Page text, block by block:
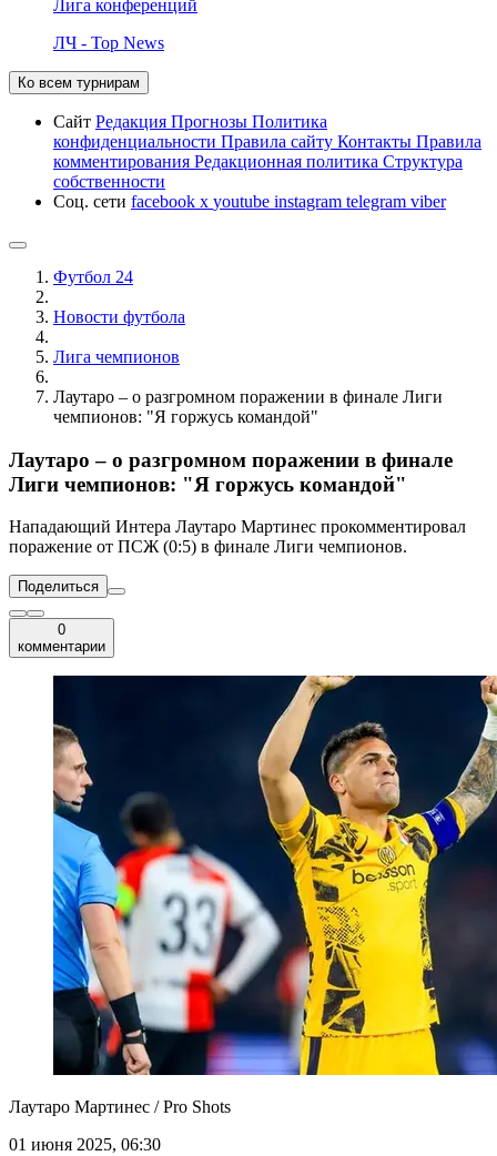
Лига конференций
ЛЧ - Top News
Ко всем турнирам
Сайт Редакция Прогнозы Политика
конфиденциальности Правила сайту Контакты Правила
комментирования Редакционная политика Структура
собственности
Соц. сети facebook x youtube instagram telegram viber
Футбол 24
Новости футбола
Лига чемпионов
Лаутаро – о разгромном поражении в финале Лиги
чемпионов: "Я горжусь командой"
Лаутаро – о разгромном поражении в финале
Лиги чемпионов: "Я горжусь командой"
Нападающий Интера Лаутаро Мартинес прокомментировал
поражение от ПСЖ (0:5) в финале Лиги чемпионов.
Поделиться
0
комментарии
Лаутаро Мартинес / Pro Shots
01 июня 2025, 06:30